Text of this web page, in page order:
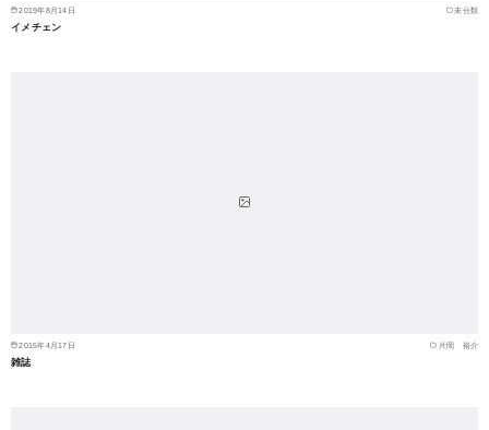
2019年8月14日 未分類
イメチェン
2015年4月17日 片岡 裕介
雑誌